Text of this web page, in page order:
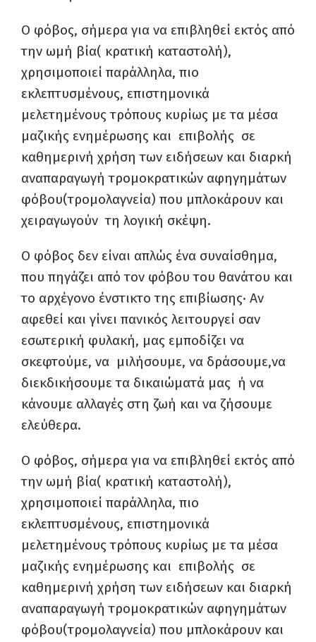
Ο φόβος, σήμερα για να επιβληθεί εκτός από
την ωμή βία( κρατική καταστολή),
χρησιμοποιεί παράλληλα, πιο
εκλεπτυσμένους, επιστημονικά
μελετημένους τρόπους κυρίως με τα μέσα
μαζικής ενημέρωσης και επιβολής σε
καθημερινή χρήση των ειδήσεων και διαρκή
αναπαραγωγή τρομοκρατικών αφηγημάτων
φόβου(τρομολαγνεία) που μπλοκάρουν και
χειραγωγούν τη λογική σκέψη.
Ο φόβος δεν είναι απλώς ένα συναίσθημα,
που πηγάζει από τον φόβου του θανάτου και
το αρχέγονο ένστικτο της επιβίωσης· Αν
αφεθεί και γίνει πανικός λειτουργεί σαν
εσωτερική φυλακή, μας εμποδίζει να
σκεφτούμε, να μιλήσουμε, να δράσουμε,να
διεκδικήσουμε τα δικαιώματά μας ή να
κάνουμε αλλαγές στη ζωή και να ζήσουμε
ελεύθερα.
Ο φόβος, σήμερα για να επιβληθεί εκτός από
την ωμή βία( κρατική καταστολή),
χρησιμοποιεί παράλληλα, πιο
εκλεπτυσμένους, επιστημονικά
μελετημένους τρόπους κυρίως με τα μέσα
μαζικής ενημέρωσης και επιβολής σε
καθημερινή χρήση των ειδήσεων και διαρκή
αναπαραγωγή τρομοκρατικών αφηγημάτων
φόβου(τρομολαγνεία) που μπλοκάρουν και